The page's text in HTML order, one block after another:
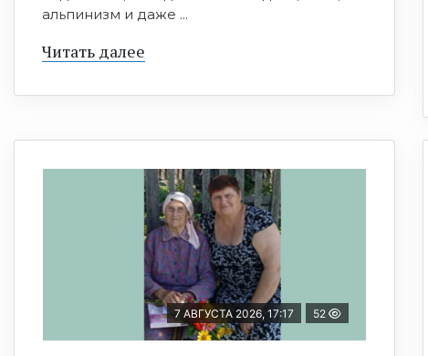
альпинизм и даже ...
Читать далее
7 АВГУСТА 2026, 17:17 52